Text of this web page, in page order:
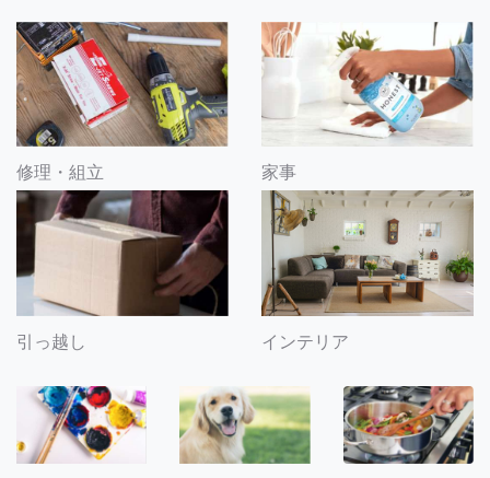
修理・組立 家事
引っ越し インテリア